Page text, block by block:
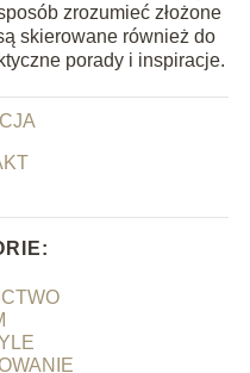
zrozumieć złożone
skierowane również do
porady i inspiracje.